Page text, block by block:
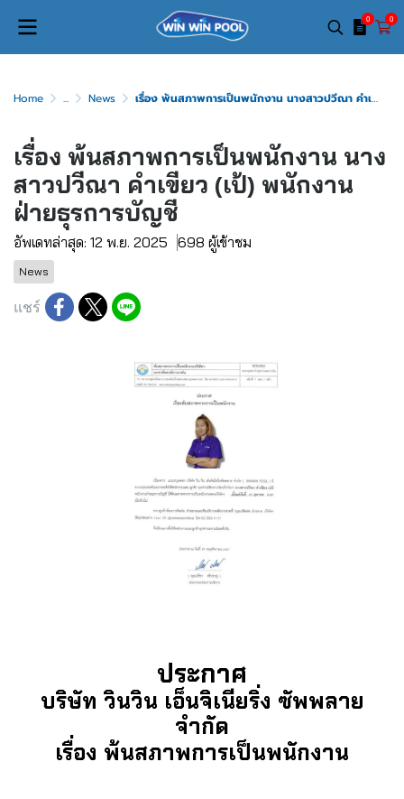
0 0
Home ... News เรื่อง พ้นสภาพการเป็นพนักงาน นางสาวปวีณา คำเขียว (เป้) พนักงานฝ่ายธุรการบัญชี
เรื่อง พ้นสภาพการเป็นพนักงาน นาง
สาวปวีณา คำเขียว (เป้) พนักงาน
ฝ่ายธุรการบัญชี
อัพเดทล่าสุด: 12 พ.ย. 2025 698 ผู้เข้าชม
News
แชร์
ประกาศ
บริษัท วินวิน เอ็นจิเนียริ่ง ซัพพลาย
จำกัด
เรื่อง พ้นสภาพการเป็นพนักงาน